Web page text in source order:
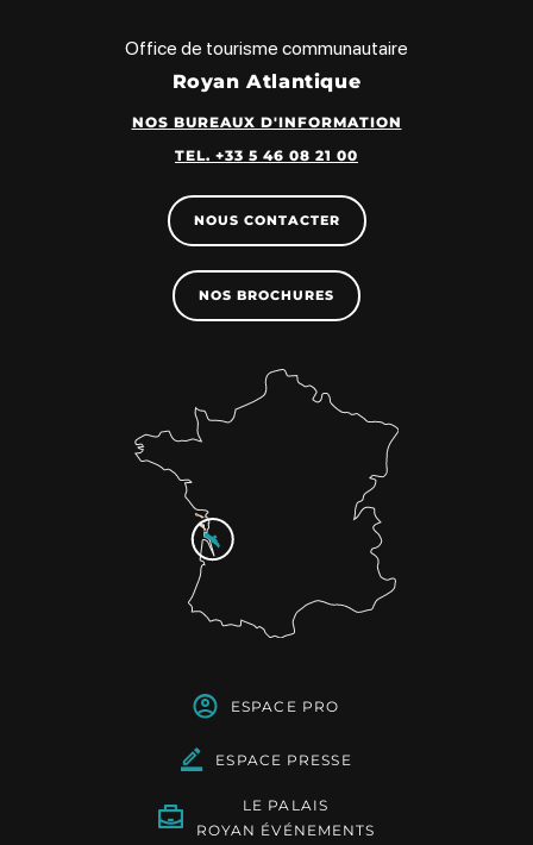
Office de tourisme communautaire
Royan Atlantique
NOS BUREAUX D'INFORMATION
TEL. +33 5 46 08 21 00
NOUS CONTACTER
NOS BROCHURES
ESPACE PRO
ESPACE PRESSE
LE PALAIS
ROYAN ÉVÉNEMENTS